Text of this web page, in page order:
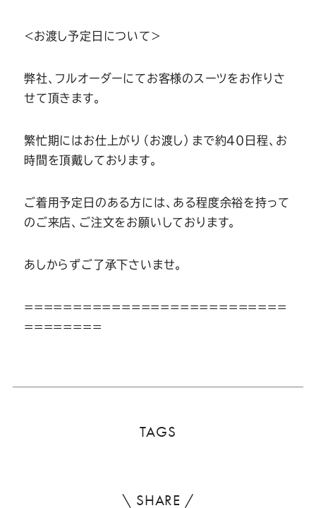
＜お渡し予定日について＞
弊社、フルオーダーにてお客様のスーツをお作りさ
せて頂きます。
繁忙期にはお仕上がり（お渡し）まで約40日程、お
時間を頂戴しております。
ご着用予定日のある方には、ある程度余裕を持って
のご来店、ご注文をお願いしております。
あしからずご了承下さいませ。
===========================
========
TAGS
\ SHARE /